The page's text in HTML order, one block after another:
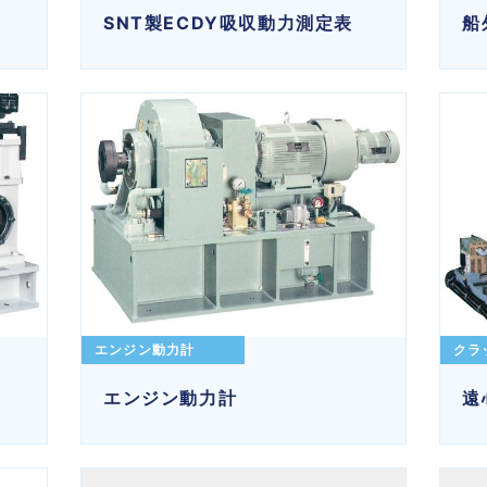
SNT製ECDY吸収動力測定表 船
エンジン動力計
エンジン動力計
クラ
遠